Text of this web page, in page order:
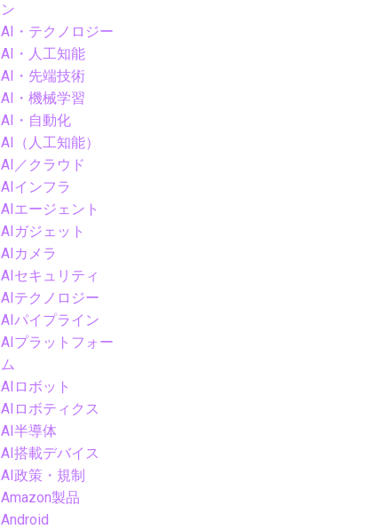
ン
AI・テクノロジー
AI・人工知能
AI・先端技術
AI・機械学習
AI・自動化
AI（人工知能）
AI／クラウド
AIインフラ
AIエージェント
AIガジェット
AIカメラ
AIセキュリティ
AIテクノロジー
AIパイプライン
AIプラットフォー
ム
AIロボット
AIロボティクス
AI半導体
AI搭載デバイス
AI政策・規制
Amazon製品
Android